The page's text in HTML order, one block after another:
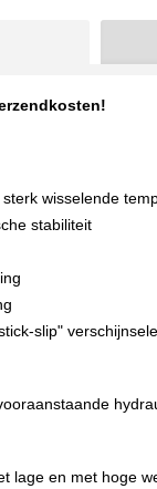
wisselende
stabiliteit
slip"
lage en met hoge